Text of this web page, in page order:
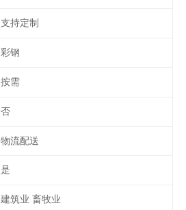
支持定制
彩钢
按需
否
物流配送
是
建筑业 畜牧业